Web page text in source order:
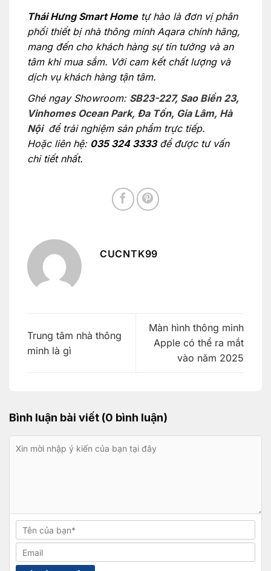
Thái Hưng Smart Hometự hào là đơn vị phân
phối thiết bị nhà thông minh Aqara chính hãng,
mang đến cho khách hàng sự tin tưởng và an
tâm khi mua sắm. Với cam kết chất lượng và
dịch vụ khách hàng tận tâm.
Ghé ngay Showroom: SB23-227, Sao Biển 23,
Vinhomes Ocean Park, Đa Tốn, Gia Lâm, Hà
Nội để trải nghiệm sản phẩm trực tiếp.
Hoặc liên hệ: 035 324 3333để được tư vấn
chi tiết nhất.
CUCNTK99
Trung tâm nhà thông
minh là gì
Màn hình thông minh
Apple có thể ra mắt
vào năm 2025
Bình luận bài viết (0 bình luận)